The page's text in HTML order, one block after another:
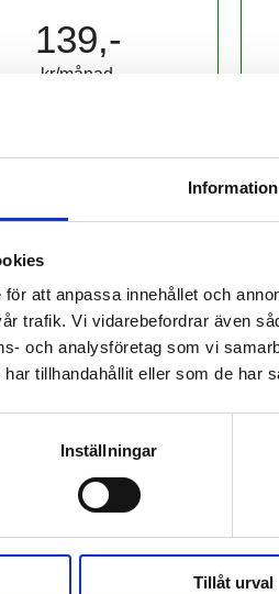
Information
att anpassa innehållet och
trafik. Vi vidarebefordrar även
och analysföretag som vi
tillhandahållit eller som de har
Inställningar
Tillåt urval
139,-
kr/månad ​​​​​​
Logga in
Mina Sidor
VALET 2024 SARA SKYTTEDAL